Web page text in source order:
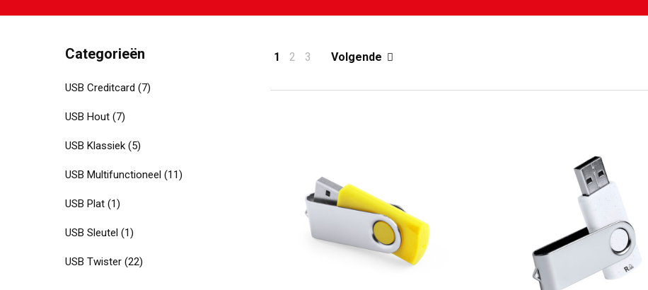
Categorieën
USB Creditcard (7)
USB Hout (7)
USB Klassiek (5)
USB Multifunctioneel (11)
USB Plat (1)
USB Sleutel (1)
USB Twister (22)
1 2 3 Volgende